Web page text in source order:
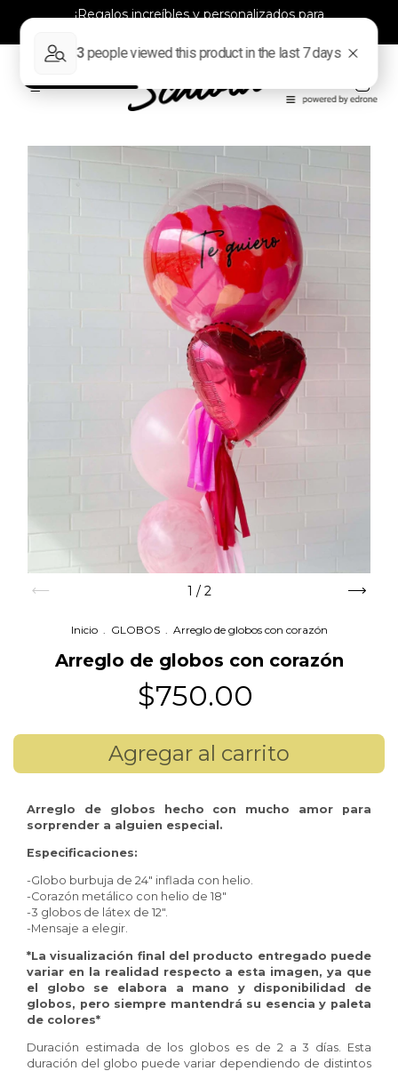
¡Regalos increíbles y personalizados para
1 / 2
Inicio . GLOBOS . Arreglo de globos con corazón
Arreglo de globos con corazón
$750.00
Arreglo de globos hecho con mucho amor para
sorprender a alguien especial.
Especificaciones:
-Globo burbuja de 24" inflada con helio.
-Corazón metálico con helio de 18"
-3 globos de látex de 12".
-Mensaje a elegir.
*La visualización final del producto entregado puede
variar en la realidad respecto a esta imagen, ya que
el globo se elabora a mano y disponibilidad de
globos, pero siempre mantendrá su esencia y paleta
de colores*
Duración estimada de los globos es de 2 a 3 días. Esta
duración del globo puede variar dependiendo de distintos